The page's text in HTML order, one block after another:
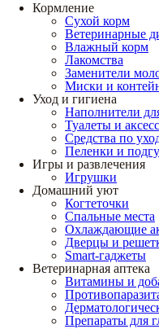
Кормление
Сухой корм
Ветеринарные
Влажный корм
Лакомства
Заменители
Миски и
Уход и гигиена
Наполнители
Туалеты и
Средства по
Пеленки и
Игры и развлечения
Игрушки
Домашний уют
Когтеточки
Спальные места
Охлаждающие
Дверцы и
Smart-гаджеты
Ветеринарная аптека
Витамины и
Препараты для